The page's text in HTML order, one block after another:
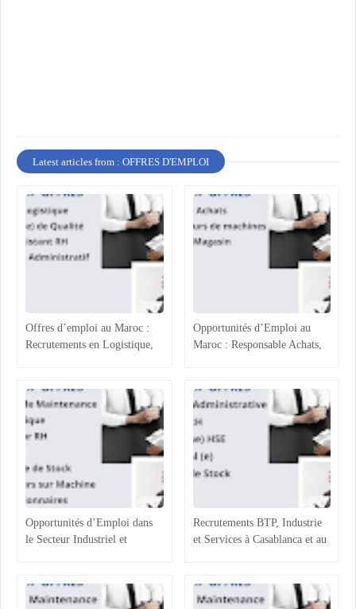
Latest articles from : OFFRES D'EMPLOI
Offres d’emploi au Maroc :
Recrutements en Logistique,
Opportunités d’Emploi au
Maroc : Responsable Achats,
Opportunités d’Emploi dans
le Secteur Industriel et
Casablanca et Hassi Ameur
Recrutements BTP, Industrie
et Services à Casablanca et au